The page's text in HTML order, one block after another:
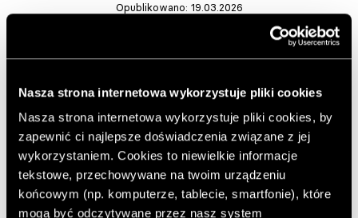
Nasza strona internetowa wykorzystuje pliki cookies
Nasza strona internetowa wykorzystuje pliki cookies, by
zapewnić ci najlepsze doświadczenia związane z jej
wykorzystaniem. Cookies to niewielkie informacje
tekstowe, przechowywane na twoim urządzeniu
końcowym (np. komputerze, tablecie, smartfonie), które
mogą być odczytywane przez nasz system
Opublikowano: 19.03.2026
Projektantka wnętrz aranżacją wnętrza postanowiła
nawiązać do wyjątkowego, modernistycznego stylu
budynku. Oprócz tego głównym założeniem projektu